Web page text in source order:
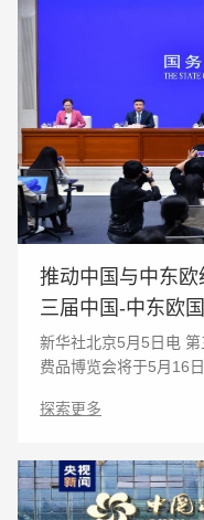
推动中国与中东
三届中国-中东欧
新华社北京5月5日电 第三届中国-中东欧国家博览会暨国际消
费品博览会将于5月16
行新闻发布会介绍中国
探索更多